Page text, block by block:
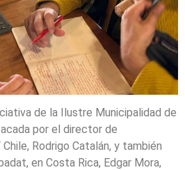
de la Ilustre Municipalidad de
por el director de
Rodrigo Catalán, y también
en Costa Rica, Edgar Mora,